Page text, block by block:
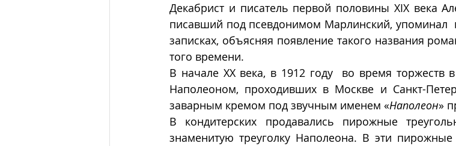
Декабрист и писатель первой половины XIX века
писавший под псевдонимом Марлинский, упоминал
записках, объясняя появление такого названия
того времени.
В начале ХХ века, в 1912 году  во время торжеств
Наполеоном, проходивших в Москве и Санкт-
заварным кремом под звучным именем «Наполеон»
В кондитерских продавались пирожные
знаменитую треуголку Наполеона. В эти